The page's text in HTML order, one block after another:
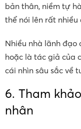
bản thân, niềm tự
thể nói lên rất
Nhiều nhà lãnh
hoặc là tác giả của
cái nhìn sâu sắc về
6. Tham
nhân